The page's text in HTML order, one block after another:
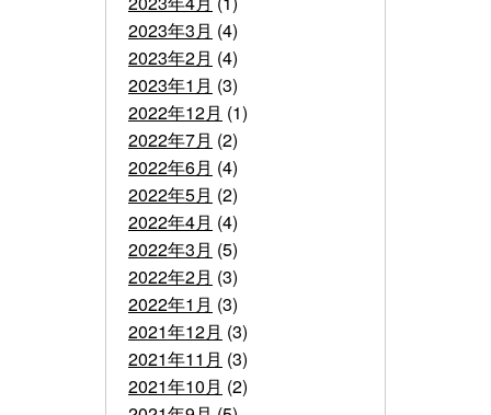
2023年3月 (4)
2023年2月 (4)
2023年1月 (3)
2022年12月 (1)
2022年7月 (2)
2022年6月 (4)
2022年5月 (2)
2022年4月 (4)
2022年3月 (5)
2022年2月 (3)
2022年1月 (3)
2021年12月 (3)
2021年11月 (3)
2021年10月 (2)